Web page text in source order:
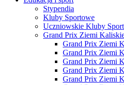
Stypendia
Kluby Sportowe
Uczniowskie Kluby
Grand Prix Ziemi
Grand Prix Ziemi
Grand Prix Ziemi
Grand Prix Ziemi
Grand Prix Ziemi
Grand Prix Ziemi